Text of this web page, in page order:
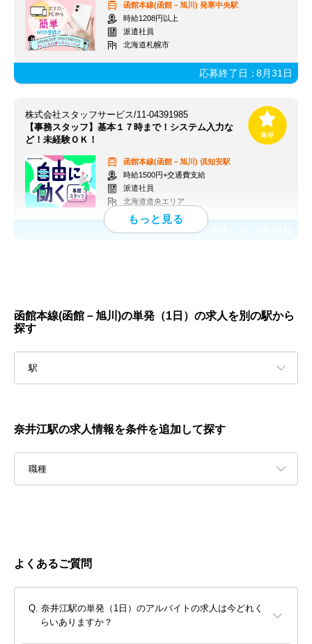
函館本線(函館－旭川) 発寒中央駅
時給1208円以上
派遣社員
北海道札幌市
応募終了日：8月31日
株式会社スタッフサービス/11-04391985
【事務スタッフ】基本１７時まで！システム入力な
ど！未経験ＯＫ！
函館本線(函館－旭川) 倶知安駅
時給1500円+交通費支給
派遣社員
北海道道央エリア
応募終了日：
函館本線(函館－旭川)の単発（1日）の求人を別の駅から
探す
駅
奈井江駅の求人情報を条件を追加して探す
職種
よくあるご質問
奈井江駅の単発（1日）のアルバイトの求人は今どれく
らいありますか？